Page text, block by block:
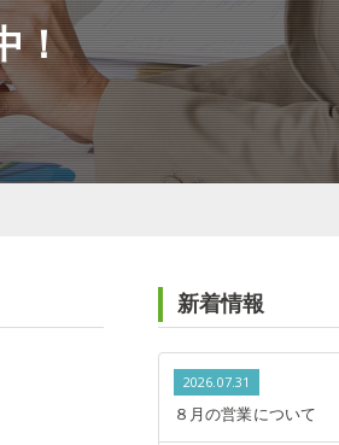
！
新着情報
2026.07.31
８月の営業について